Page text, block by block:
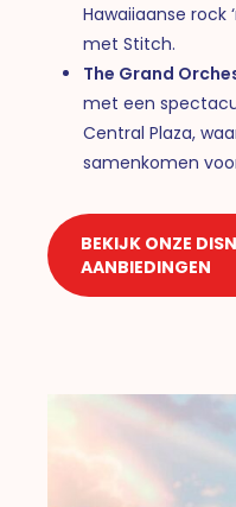
Hawaiiaanse rock
met Stitch.
The Grand
met een
Central Plaza,
samenkomen
BEKIJK ONZE
AANBIEDINGEN